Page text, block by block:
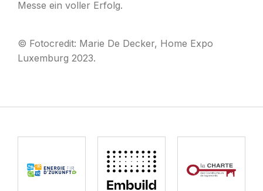
Messe ein voller Erfolg.
© Fotocredit: Marie De Decker, Home Expo
Luxemburg 2023.